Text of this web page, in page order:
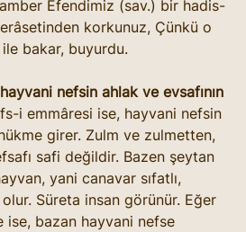
Efendimiz (sav.) bir hadis-
korkunuz, Çünkü o
bakar, buyurdu.
nefsin ahlak ve evsafının
i emmâresi ise, hayvani nefsin
girer. Zulm ve zulmetten,
safi değildir. Bazen şeytan
yani canavar sıfatlı,
olur. Süreta insan görünür. Eğer
ise, bazan hayvani nefse